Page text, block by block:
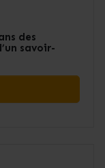
des
savoir-